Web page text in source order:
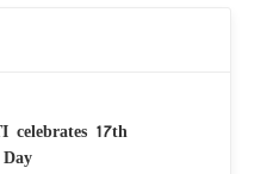
celebrates 17th